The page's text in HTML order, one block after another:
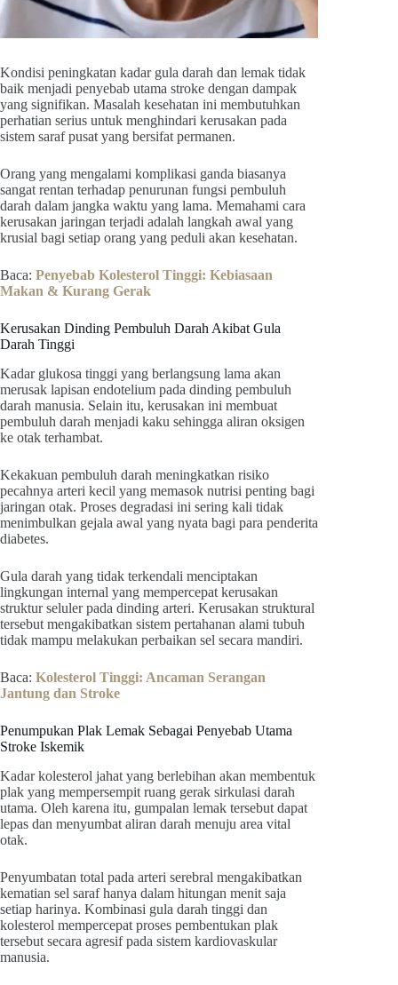
Kondisi peningkatan kadar gula darah dan lemak tidak
baik menjadi penyebab utama stroke dengan dampak
yang signifikan. Masalah kesehatan ini membutuhkan
perhatian serius untuk menghindari kerusakan pada
sistem saraf pusat yang bersifat permanen.
Orang yang mengalami komplikasi ganda biasanya
sangat rentan terhadap penurunan fungsi pembuluh
darah dalam jangka waktu yang lama. Memahami cara
kerusakan jaringan terjadi adalah langkah awal yang
krusial bagi setiap orang yang peduli akan kesehatan.
Baca: Penyebab Kolesterol Tinggi: Kebiasaan
Makan & Kurang Gerak
Kerusakan Dinding Pembuluh Darah Akibat Gula
Darah Tinggi
Kadar glukosa tinggi yang berlangsung lama akan
merusak lapisan endotelium pada dinding pembuluh
darah manusia. Selain itu, kerusakan ini membuat
pembuluh darah menjadi kaku sehingga aliran oksigen
ke otak terhambat.
Kekakuan pembuluh darah meningkatkan risiko
pecahnya arteri kecil yang memasok nutrisi penting bagi
jaringan otak. Proses degradasi ini sering kali tidak
menimbulkan gejala awal yang nyata bagi para penderita
diabetes.
Gula darah yang tidak terkendali menciptakan
lingkungan internal yang mempercepat kerusakan
struktur seluler pada dinding arteri. Kerusakan struktural
tersebut mengakibatkan sistem pertahanan alami tubuh
tidak mampu melakukan perbaikan sel secara mandiri.
Baca: Kolesterol Tinggi: Ancaman Serangan
Jantung dan Stroke
Penumpukan Plak Lemak Sebagai Penyebab Utama
Stroke Iskemik
Kadar kolesterol jahat yang berlebihan akan membentuk
plak yang mempersempit ruang gerak sirkulasi darah
utama. Oleh karena itu, gumpalan lemak tersebut dapat
lepas dan menyumbat aliran darah menuju area vital
otak.
Penyumbatan total pada arteri serebral mengakibatkan
kematian sel saraf hanya dalam hitungan menit saja
setiap harinya. Kombinasi gula darah tinggi dan
kolesterol mempercepat proses pembentukan plak
tersebut secara agresif pada sistem kardiovaskular
manusia.